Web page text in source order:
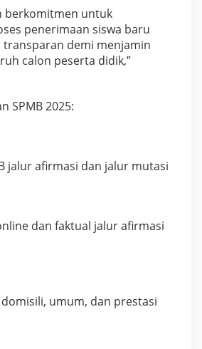
berkomitmen untuk
penerimaan siswa baru
transparan demi menjamin
calon peserta didik,”
SPMB 2025:
jalur afirmasi dan jalur mutasi
dan faktual jalur afirmasi
umum, dan prestasi